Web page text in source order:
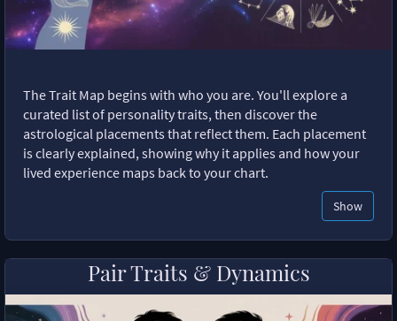
The Trait Map begins with who you are. You'll explore a
curated list of personality traits, then discover the
astrological placements that reflect them. Each placement
is clearly explained, showing why it applies and how your
lived experience maps back to your chart.
Show
Pair Traits & Dynamics